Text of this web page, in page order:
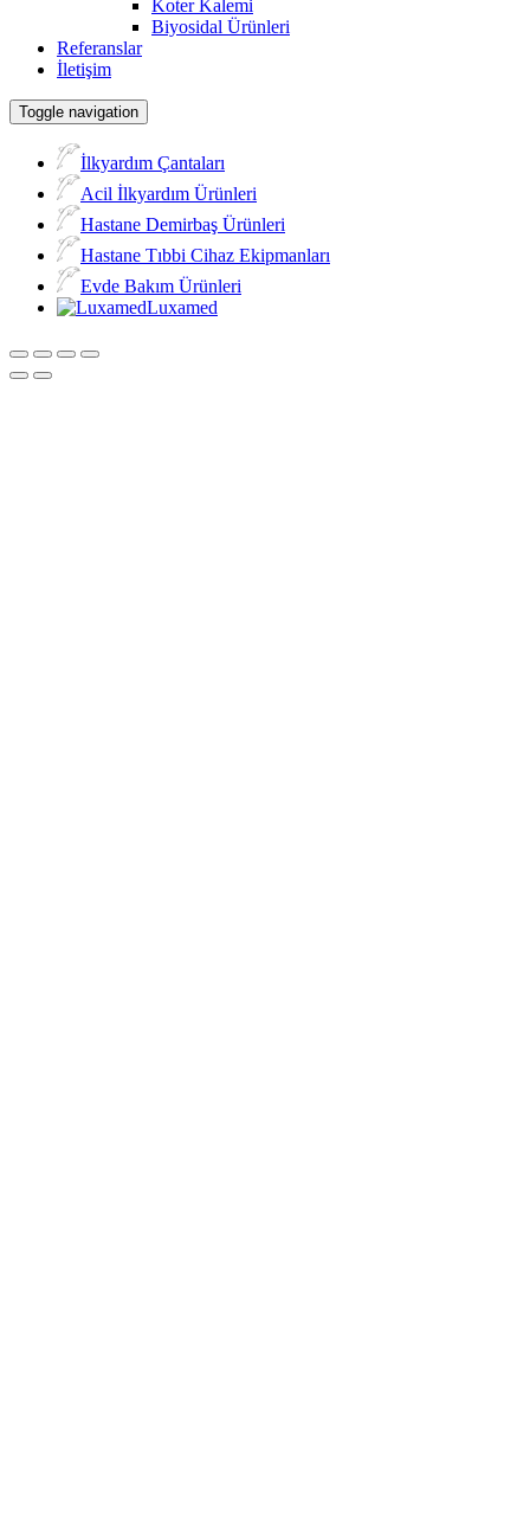
Koter Kalemi
Biyosidal Ürünleri
Referanslar
İletişim
Toggle navigation
İlkyardım Çantaları
Acil İlkyardım Ürünleri
Hastane Demirbaş Ürünleri
Hastane Tıbbi Cihaz Ekipmanları
Evde Bakım Ürünleri
Luxamed